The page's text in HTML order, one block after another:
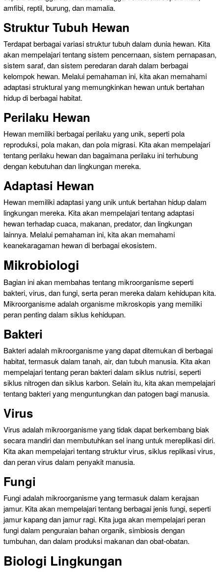
amfibi, reptil, burung, dan mamalia.
Struktur Tubuh Hewan
Terdapat berbagai variasi struktur tubuh dalam dunia hewan. Kita
akan mempelajari tentang sistem pencernaan, sistem pernapasan,
sistem saraf, dan sistem peredaran darah dalam berbagai
kelompok hewan. Melalui pemahaman ini, kita akan memahami
adaptasi struktural yang memungkinkan hewan untuk bertahan
hidup di berbagai habitat.
Perilaku Hewan
Hewan memiliki berbagai perilaku yang unik, seperti pola
reproduksi, pola makan, dan pola migrasi. Kita akan mempelajari
tentang perilaku hewan dan bagaimana perilaku ini terhubung
dengan kebutuhan dan lingkungan mereka.
Adaptasi Hewan
Hewan memiliki adaptasi yang unik untuk bertahan hidup dalam
lingkungan mereka. Kita akan mempelajari tentang adaptasi
hewan terhadap cuaca, makanan, predator, dan lingkungan
lainnya. Melalui pemahaman ini, kita akan memahami
keanekaragaman hewan di berbagai ekosistem.
Mikrobiologi
Bagian ini akan membahas tentang mikroorganisme seperti
bakteri, virus, dan fungi, serta peran mereka dalam kehidupan kita.
Mikroorganisme adalah organisme mikroskopis yang memiliki
peran penting dalam siklus kehidupan.
Bakteri
Bakteri adalah mikroorganisme yang dapat ditemukan di berbagai
habitat, termasuk dalam tanah, air, dan tubuh manusia. Kita akan
mempelajari tentang peran bakteri dalam siklus nutrisi, seperti
siklus nitrogen dan siklus karbon. Selain itu, kita akan mempelajari
tentang bakteri yang menguntungkan dan patogen bagi manusia.
Virus
Virus adalah mikroorganisme yang tidak dapat berkembang biak
secara mandiri dan membutuhkan sel inang untuk mereplikasi diri.
Kita akan mempelajari tentang struktur virus, siklus replikasi virus,
dan peran virus dalam penyakit manusia.
Fungi
Fungi adalah mikroorganisme yang termasuk dalam kerajaan
jamur. Kita akan mempelajari tentang berbagai jenis fungi, seperti
jamur kapang dan jamur ragi. Kita juga akan mempelajari peran
fungi dalam penguraian bahan organik, simbiosis dengan
tumbuhan, dan dalam produksi makanan dan obat-obatan.
Biologi Lingkungan